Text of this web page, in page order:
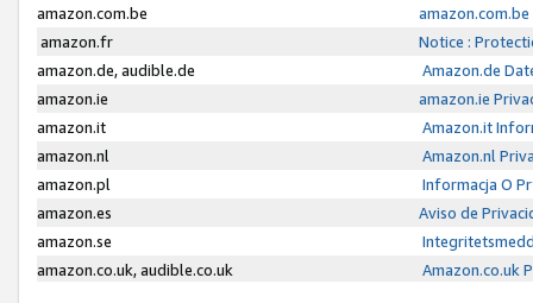
amazon.com.be
amazon.fr
Notice :
amazon.de, audible.de
Amazon.de
amazon.ie
amazon.ie
amazon.it
Amazon.it
amazon.nl
Amazon.nl
amazon.pl
Informacja O
amazon.es
Aviso de
amazon.se
amazon.co.uk, audible.co.uk
Amazon.co.uk